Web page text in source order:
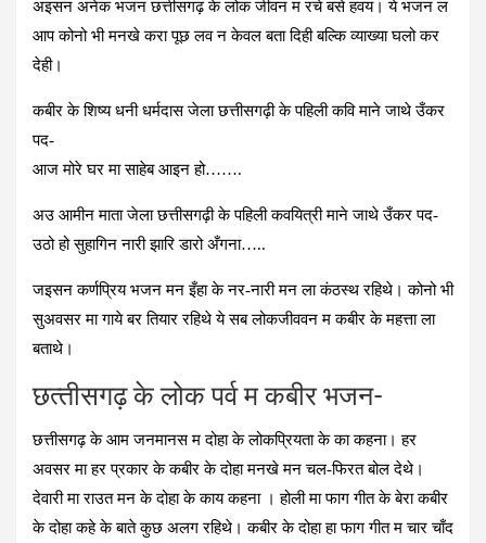
अइसन अनेक भजन छत्तीसगढ़ के लोक जीवन म रचे बसे हवय। ये भजन ल
आप कोनो भी मनखे करा पूछ लव न केवल बता दिही बल्कि व्याख्या घलो कर
देही।
कबीर के शिष्य धनी धर्मदास जेला छत्तीसगढ़ी के पहिली कवि माने जाथे उँकर
पद-
आज मोरे घर मा साहेब आइन हो…….
अउ आमीन माता जेला छत्तीसगढ़ी के पहिली कवयित्री माने जाथे उँकर पद-
उठो हो सुहागिन नारी झारि डारो अँगना…..
जइसन कर्णप्रिय भजन मन इँहा के नर-नारी मन ला कंठस्थ रहिथे। कोनो भी
सुअवसर मा गाये बर तियार रहिथे ये सब लोकजीववन म कबीर के महत्ता ला
बताथे।
छत्‍तीसगढ़ के लोक पर्व म कबीर भजन-
छत्तीसगढ़ के आम जनमानस म दोहा के लोकप्रियता के का कहना। हर
अवसर मा हर प्रकार के कबीर के दोहा मनखे मन चल-फिरत बोल देथे।
देवारी मा राउत मन के दोहा के काय कहना । होली मा फाग गीत के बेरा कबीर
के दोहा कहे के बाते कुछ अलग रहिथे। कबीर के दोहा हा फाग गीत म चार चाँद